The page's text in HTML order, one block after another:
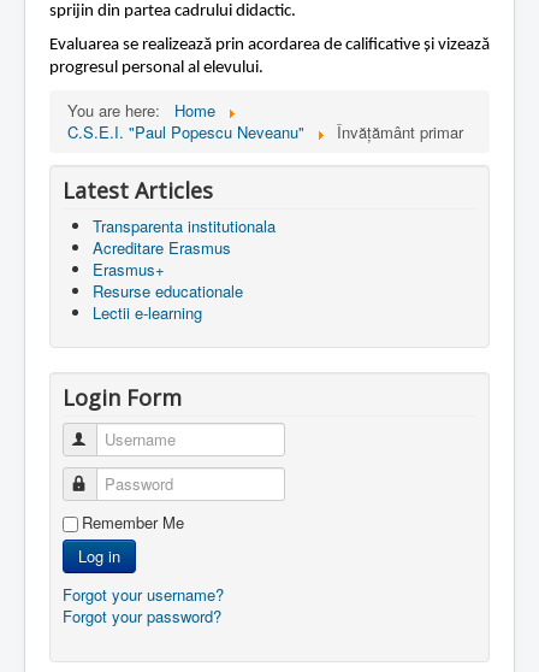
sprijin din partea cadrului didactic.
Evaluarea se realizează prin acordarea de calificative și vizează
progresul personal al elevului.
You are here:
Home
C.S.E.I. "Paul Popescu Neveanu"
Învățământ primar
Latest Articles
Transparenta institutionala
Acreditare Erasmus
Erasmus+
Resurse educationale
Lectii e-learning
Login Form
Username
Password
Remember Me
Log in
Forgot your username?
Forgot your password?